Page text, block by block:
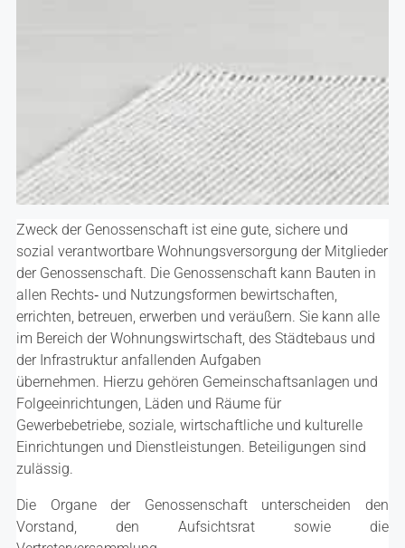
Zweck der Genossenschaft ist eine gute, sichere und
sozial verantwortbare Wohnungsversorgung der Mitglieder
der Genossenschaft. Die Genossenschaft kann Bauten in
allen Rechts‑ und Nutzungsformen bewirtschaften,
errichten, betreuen, erwerben und veräußern. Sie kann alle
im Bereich der Wohnungswirtschaft, des Städtebaus und
der Infrastruktur anfallenden Aufgaben
übernehmen. Hierzu gehören Gemeinschaftsanlagen und
Folgeeinrichtungen, Läden und Räume für
Gewerbebetriebe, soziale, wirtschaftliche und kulturelle
Einrichtungen und Dienstleistungen. Beteiligungen sind
zulässig.
Die Organe der Genossenschaft unterscheiden den
Vorstand, den Aufsichtsrat sowie die